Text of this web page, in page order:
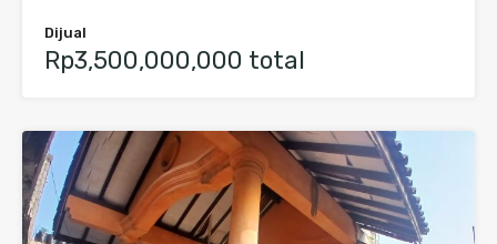
Dijual
Rp3,500,000,000 total